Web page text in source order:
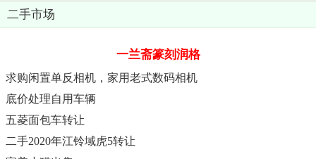
二手市场
一兰斋篆刻润格
求购闲置单反相机，家用老式数码相机
底价处理自用车辆
五菱面包车转让
二手2020年江铃域虎5转让